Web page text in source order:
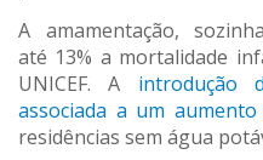
A amamentação,
até 13% a mortalidade
UNICEF. A introdução
associada a um
residências sem água